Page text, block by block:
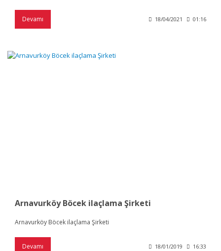
Devamı 18/04/2021 01:16
Arnavurköy Böcek ilaçlama Şirketi
Arnavurköy Böcek ilaçlama Şirketi
Devamı 18/01/2019 16:33